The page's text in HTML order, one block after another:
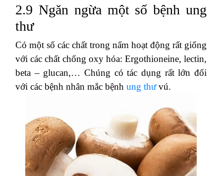
2.9 Ngăn ngừa một số bệnh ung
thư
Có một số các chất trong nấm hoạt động rất giống
với các chất chống oxy hóa: Ergothioneine, lectin,
beta – glucan,… Chúng có tác dụng rất lớn đối
với các bệnh nhân mắc bệnh ung thưvú.